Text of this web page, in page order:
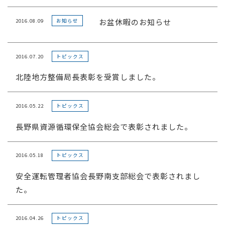
2016.08.09 お知らせ お盆休暇のお知らせ
2016.07.20 トピックス
北陸地方整備局長表彰を受賞しました。
2016.05.22 トピックス
長野県資源循環保全協会総会で表彰されました。
2016.05.18 トピックス
安全運転管理者協会長野南支部総会で表彰されまし
た。
2016.04.26 トピックス